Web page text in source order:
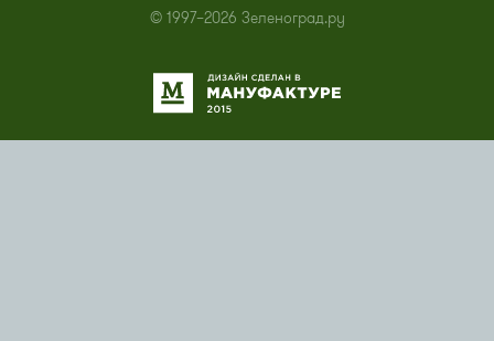
© 1997–2026 Зеленоград.ру